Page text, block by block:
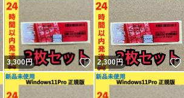
いいね！
3,300円 いいね！
2,300円